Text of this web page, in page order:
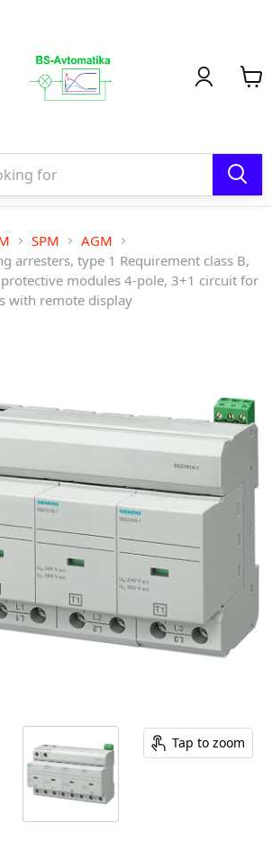
SPM
AGM
arresters, type 1 Requirement class B,
modules 4-pole, 3+1 circuit for
with remote display
Tap to zoom